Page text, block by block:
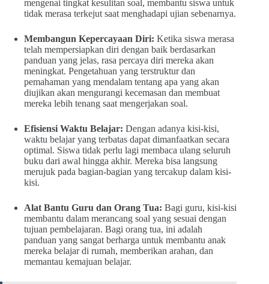
mengenai tingkat kesulitan soal, membantu siswa untuk
tidak merasa terkejut saat menghadapi ujian sebenarnya.
Membangun Kepercayaan Diri: Ketika siswa merasa
telah mempersiapkan diri dengan baik berdasarkan
panduan yang jelas, rasa percaya diri mereka akan
meningkat. Pengetahuan yang terstruktur dan
pemahaman yang mendalam tentang apa yang akan
diujikan akan mengurangi kecemasan dan membuat
mereka lebih tenang saat mengerjakan soal.
Efisiensi Waktu Belajar: Dengan adanya kisi-kisi,
waktu belajar yang terbatas dapat dimanfaatkan secara
optimal. Siswa tidak perlu lagi membaca ulang seluruh
buku dari awal hingga akhir. Mereka bisa langsung
merujuk pada bagian-bagian yang tercakup dalam kisi-
kisi.
Alat Bantu Guru dan Orang Tua: Bagi guru, kisi-kisi
membantu dalam merancang soal yang sesuai dengan
tujuan pembelajaran. Bagi orang tua, ini adalah
panduan yang sangat berharga untuk membantu anak
mereka belajar di rumah, memberikan arahan, dan
memantau kemajuan belajar.